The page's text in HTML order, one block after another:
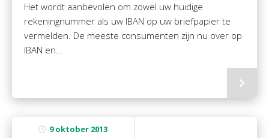
Financiele Administratie
Startersbegeleiding
Tijdelijk financieel personeel
Belastingadvies Purmerend
Het wordt aanbevolen om zowel uw huidige
rekeningnummer als uw IBAN op uw briefpapier te
vermelden. De meeste consumenten zijn nu over op
IBAN en…
9 oktober 2013